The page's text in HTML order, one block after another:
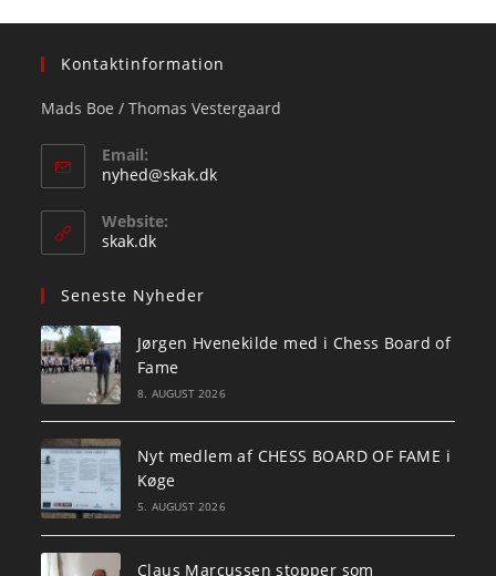
Kontaktinformation
Mads Boe / Thomas Vestergaard
Email:
nyhed@skak.dkOpens
Website:
skak.dk
Seneste Nyheder
Jørgen Hvenekilde med i Chess Board of
Fame
8. AUGUST 2026
Nyt medlem af CHESS BOARD OF FAME i
Køge
5. AUGUST 2026
Claus Marcussen stopper som